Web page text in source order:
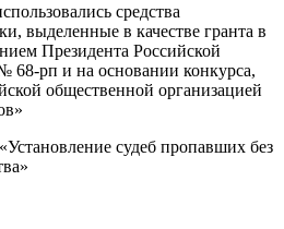
средства
выделенные в качестве гранта в
Президента Российской
68-рп и на основании конкурса,
общественной организацией
судеб пропавших без